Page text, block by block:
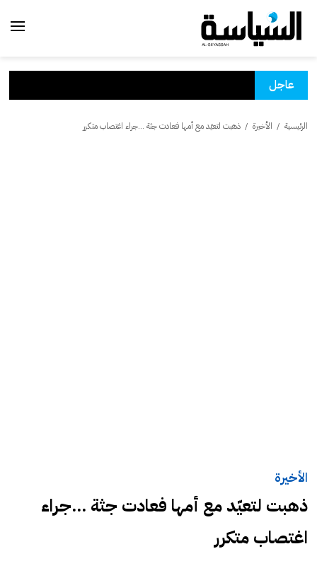
عاجل
الرئيسية / الأخيرة / ذهبت لتعيّد مع أمها فعادت جثة ...جراء اغتصاب متكرر
الأخيرة
ذهبت لتعيّد مع أمها فعادت جثة ...جراء
اغتصاب متكرر